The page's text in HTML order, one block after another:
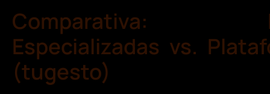
Comparativa:
Especializadas vs.
(tugesto)